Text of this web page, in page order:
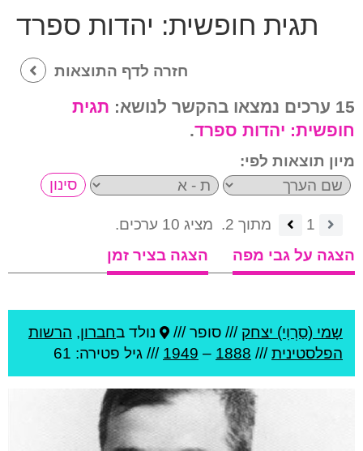
תגית חופשית: יהדות ספרד
חזרה לדף התוצאות
15 ערכים נמצאו בהקשר לנושא:
תגית
חופשית: יהדות ספרד.
מיון תוצאות לפי:
1 מתוך 2.
מציג 10 ערכים.
הצגה על גבי מפה
הצגה בציר זמן
שָמי (סַרְוִי) יצחק /// סופר /// נולד בחברון, הרשות
הפלסטינית///
1888
–
1949 /// גיל פטירה: 61